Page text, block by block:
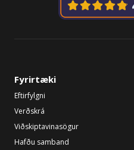
Fyrirtæki
Eftirfylgni
Verðskrá
Viðskiptavinasögur
Hafðu samband